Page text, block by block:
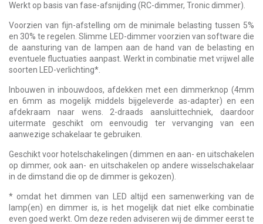
Werkt op basis van fase-afsnijding (RC-dimmer, Tronic dimmer).
Voorzien van fijn-afstelling om de minimale belasting tussen 5%
en 30% te regelen. Slimme LED-dimmer voorzien van software die
de aansturing van de lampen aan de hand van de belasting en
eventuele fluctuaties aanpast. Werkt in combinatie met vrijwel alle
soorten LED-verlichting*.
Inbouwen in inbouwdoos, afdekken met een dimmerknop (4mm
en 6mm as mogelijk middels bijgeleverde as-adapter) en een
afdekraam naar wens. 2-draads aansluittechniek, daardoor
uitermate geschikt om eenvoudig ter vervanging van een
aanwezige schakelaar te gebruiken.
Geschikt voor hotelschakelingen (dimmen en aan- en uitschakelen
op dimmer, ook aan- en uitschakelen op andere wisselschakelaar
in de dimstand die op de dimmer is gekozen).
* omdat het dimmen van LED altijd een samenwerking van de
lamp(en) en dimmer is, is het mogelijk dat niet elke combinatie
even goed werkt. Om deze reden adviseren wij de dimmer eerst te